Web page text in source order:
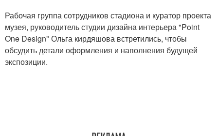
Рабочая группа сотрудников стадиона и куратор проекта
музея, руководитель студии дизайна интерьера "Point
One Design" Ольга кирдяшова встретились, чтобы
обсудить детали оформления и наполнения будущей
экспозиции.